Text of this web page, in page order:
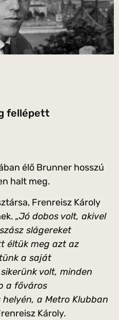
fellépett
élő Brunner hosszú
halt meg.
Frenreisz Károly
„Jó dobos volt, akivel
slágereket
éltük meg azt az
a saját
volt, minden
a főváros
a Metro Klubban
Károly.